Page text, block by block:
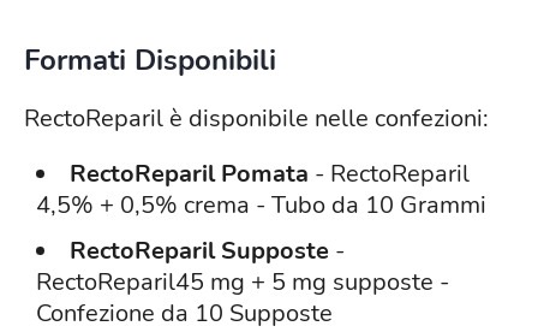
Formati Disponibili
RectoReparil è disponibile nelle confezioni:
RectoReparil Pomata - RectoReparil
4,5% + 0,5% crema - Tubo da 10 Grammi
RectoReparil Supposte -
RectoReparil45 mg + 5 mg supposte -
Confezione da 10 Supposte